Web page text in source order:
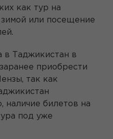
как тур на
или посещение
в Таджикистан в
приобрести
так как
наличие билетов на
под уже